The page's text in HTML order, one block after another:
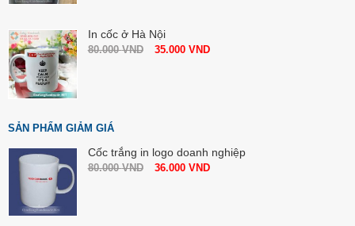
In cốc ở Hà Nội
80.000VND 35.000 VND
SẢN PHẨM GIẢM GIÁ
Cốc trắng in logo doanh nghiệp
80.000VND 36.000 VND